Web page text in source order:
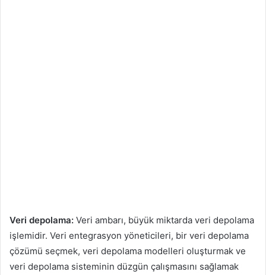
Veri depolama: Veri ambarı, büyük miktarda veri depolama
işlemidir. Veri entegrasyon yöneticileri, bir veri depolama
çözümü seçmek, veri depolama modelleri oluşturmak ve
veri depolama sisteminin düzgün çalışmasını sağlamak